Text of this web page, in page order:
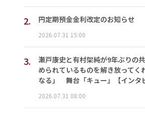
2. 円定期預金金利改定のお知らせ
2026.07.31 15:00
3.
瀬戸康史と有村架純が9年ぶりの
められているものを解き放ってく
なる」 舞台「キュー」【インタ
2026.07.31 08:00